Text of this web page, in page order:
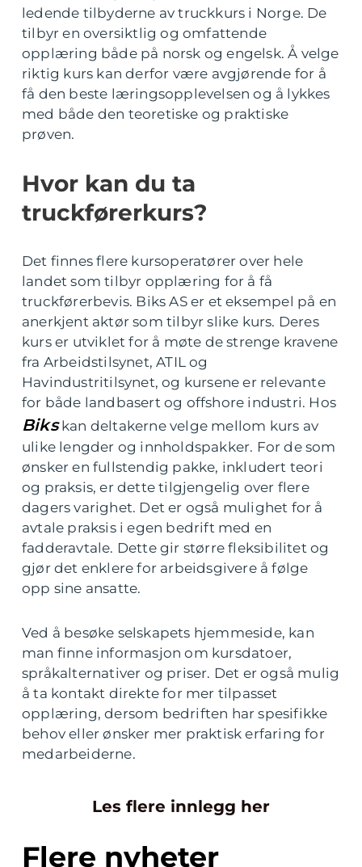
ledende tilbyderne av truckkurs i Norge. De
tilbyr en oversiktlig og omfattende
opplæring både på norsk og engelsk. Å velge
riktig kurs kan derfor være avgjørende for å
få den beste læringsopplevelsen og å lykkes
med både den teoretiske og praktiske
prøven.
Hvor kan du ta
truckførerkurs?
Det finnes flere kursoperatører over hele
landet som tilbyr opplæring for å få
truckførerbevis. Biks AS er et eksempel på en
anerkjent aktør som tilbyr slike kurs. Deres
kurs er utviklet for å møte de strenge kravene
fra Arbeidstilsynet, ATIL og
Havindustritilsynet, og kursene er relevante
for både landbasert og offshore industri. Hos
Biks kan deltakerne velge mellom kurs av
ulike lengder og innholdspakker. For de som
ønsker en fullstendig pakke, inkludert teori
og praksis, er dette tilgjengelig over flere
dagers varighet. Det er også mulighet for å
avtale praksis i egen bedrift med en
fadderavtale. Dette gir større fleksibilitet og
gjør det enklere for arbeidsgivere å følge
opp sine ansatte.
Ved å besøke selskapets hjemmeside, kan
man finne informasjon om kursdatoer,
språkalternativer og priser. Det er også mulig
å ta kontakt direkte for mer tilpasset
opplæring, dersom bedriften har spesifikke
behov eller ønsker mer praktisk erfaring for
medarbeiderne.
Les flere innlegg her
Flere nyheter